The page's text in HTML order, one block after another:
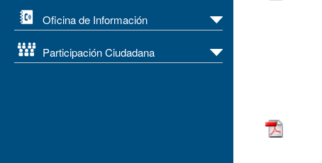
Oficina de Información
Participación Ciudadana